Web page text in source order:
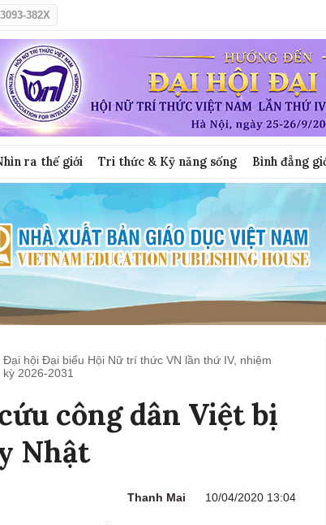
382X
ra thế giới Tri thức & Kỹ năng sống Bình đẳng
Đại hội Đại biểu Hội Nữ trí thức VN lần thứ IV, nhiệm
kỳ 2026-2031
công dân Việt bị
Nhật
Thanh Mai 10/04/2020 13:04